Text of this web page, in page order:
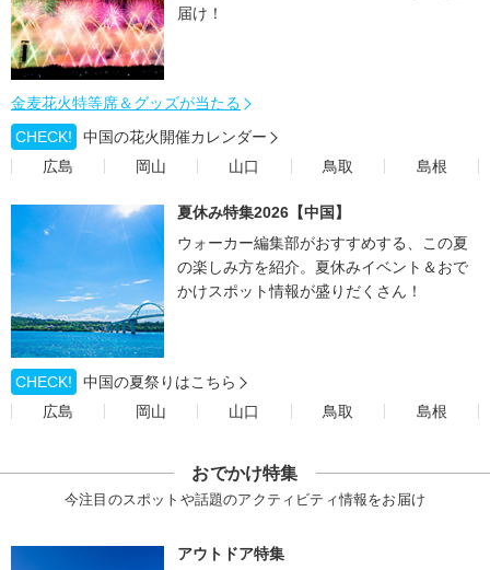
届け！
金麦花火特等席＆グッズが当たる
CHECK!
中国の花火開催カレンダー
広島
岡山 山口 鳥取 島根
夏休み特集2026【中国】
ウォーカー編集部がおすすめする、この夏
の楽しみ方を紹介。夏休みイベント＆おで
かけスポット情報が盛りだくさん！
CHECK!
中国の夏祭りはこちら
広島
岡山 山口 鳥取 島根
おでかけ特集
今注目のスポットや話題のアクティビティ情報をお届け
アウトドア特集